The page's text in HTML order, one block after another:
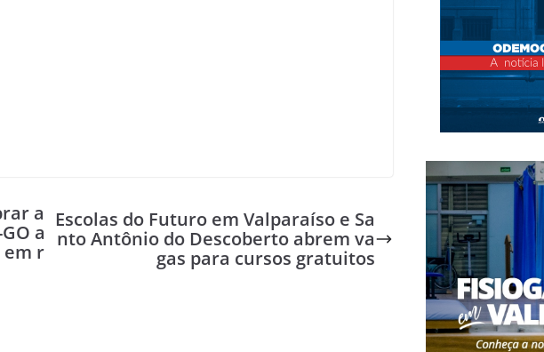
a
a
em r
Escolas do Futuro em Valparaíso e Sa
nto Antônio do Descoberto abrem va
gas para cursos gratuitos